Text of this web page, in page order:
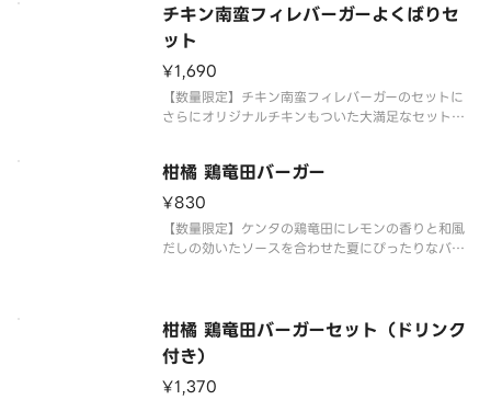
チキン南蛮フィレバーガーよくばりセ
ット
¥1,690
【数量限定】チキン南蛮フィレバーガーのセットに
さらにオリジナルチキンもついた大満足なセットで
形状と組み合わせは、写真と異なる場合がございま
す。 ※商品の特性上、チキンの
柑橘 鶏竜田バーガー
¥830
【数量限定】ケンタの鶏竜田にレモンの香りと和風
だしの効いたソースを合わせた夏にぴったりなバー
柑橘 鶏竜田バーガーセット（ドリンク
付き）
¥1,370